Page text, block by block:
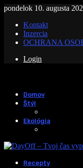
pondelok 10. augusta
Kontakt
Inzercia
OCHRANA
Login
Domov
Štýl
Ekológia
Recepty